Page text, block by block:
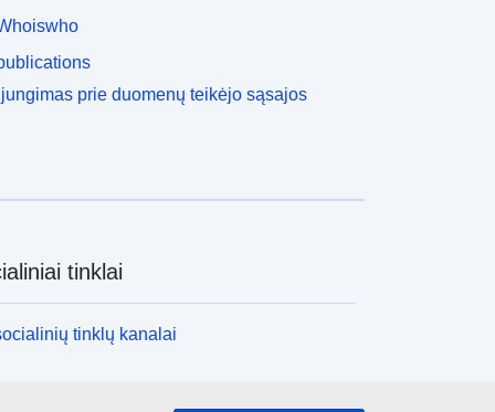
prie duomenų teikėjo sąsajos
tinklai
tinklų kanalai